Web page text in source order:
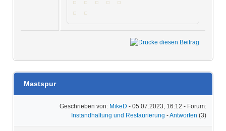
Mastspur
Geschrieben von: MikeD - 05.07.2023, 16:12 - Forum:
Instandhaltung und Restaurierung -Antworten (3)